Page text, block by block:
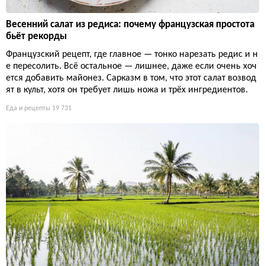
Весенний салат из редиса: почему французская простота
бьёт рекорды
Французский рецепт, где главное — тонко нарезать редис и н
е пересолить. Всё остальное — лишнее, даже если очень хоч
ется добавить майонез. Сарказм в том, что этот салат возвод
ят в культ, хотя он требует лишь ножа и трёх ингредиентов.
Еда и рецепты 19 731